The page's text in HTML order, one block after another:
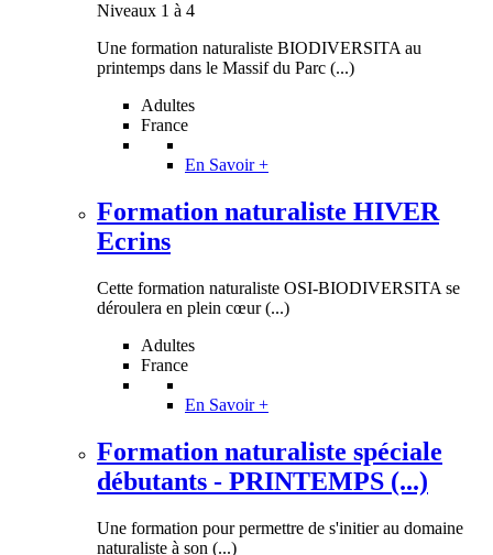
Niveaux 1 à 4
Une formation naturaliste BIODIVERSITA au
printemps dans le Massif du Parc (...)
Adultes
France
En Savoir +
Formation naturaliste HIVER
Ecrins
Cette formation naturaliste OSI-BIODIVERSITA se
déroulera en plein cœur (...)
Adultes
France
En Savoir +
Formation naturaliste spéciale
débutants - PRINTEMPS (...)
Une formation pour permettre de s'initier au domaine
naturaliste à son (...)